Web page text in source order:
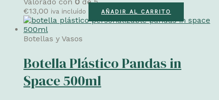
€13,00 iva incluído AÑADIR AL CARRITO
Botellas y Vasos
Botella Plástico Pandas in
Space 500ml